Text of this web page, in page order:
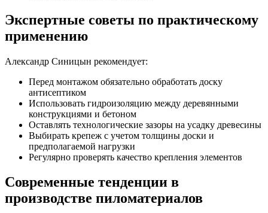
Экспертные советы по практическому
применению
Александр Синицын рекомендует:
Перед монтажом обязательно обработать доску
антисептиком
Использовать гидроизоляцию между деревянными
конструкциями и бетоном
Оставлять технологические зазоры на усадку древесины
Выбирать крепеж с учетом толщины доски и
предполагаемой нагрузки
Регулярно проверять качество крепления элементов
Современные тенденции в
производстве пиломатериалов